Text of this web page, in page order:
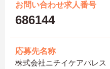
お問い合わせ求人番号
686144
応募先名称
株式会社ニチイケアパレス